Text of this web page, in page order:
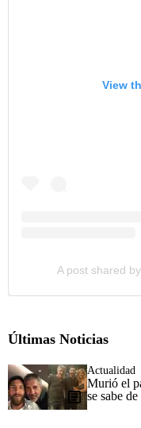
View
A post shared
Últimas Noticias
Actualidad
Murió el
se sabe